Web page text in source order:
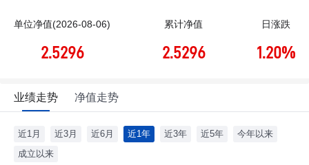
单位净值(2026-08-06)
2.5296
累计净值
2.5296
日涨跌
1.20%
业绩走势 净值走势
近1月 近3月 近6月 近1年 近3年 近5年
今年以来
成立以来